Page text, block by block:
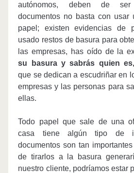
autónomos, deben de
documentos no basta con usar
papel; existen evidencias de
usado restos de basura para
las empresas, has oído de la
su basura y sabrás quien
que se dedican a escudriñar en
empresas y las personas para
ellas.
Todo papel que sale de una
casa tiene algún tipo de
documentos son tan
de tirarlos a la basura
nuestro cliente, podríamos estar